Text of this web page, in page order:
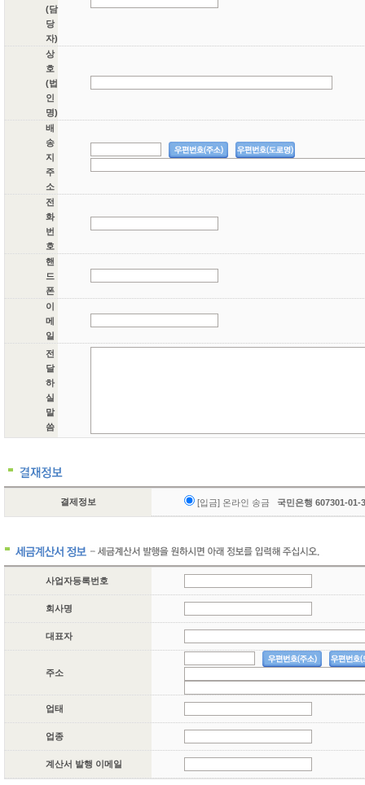
(담
당
자)
상
호
(법
인
명)
배
송
지
주
소
전
화
번
호
핸
드
폰
이
메
일
전
달
하
실
말
씀
결제정보 [입금] 온라인 송금 국민은행 607301-
사업자등록번호
회사명
대표자
주소
업태
업종
계산서 발행 이메일